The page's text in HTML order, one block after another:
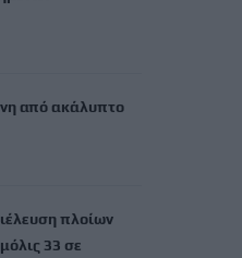
από ακάλυπτο
πλοίων
33 σε